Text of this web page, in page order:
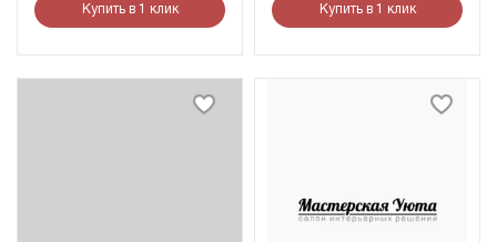
Купить в 1 клик Купить в 1 клик